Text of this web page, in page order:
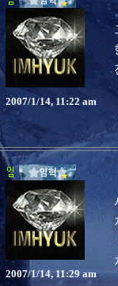
2007/1/14, 11:22 am
2007/1/14, 11:29 am